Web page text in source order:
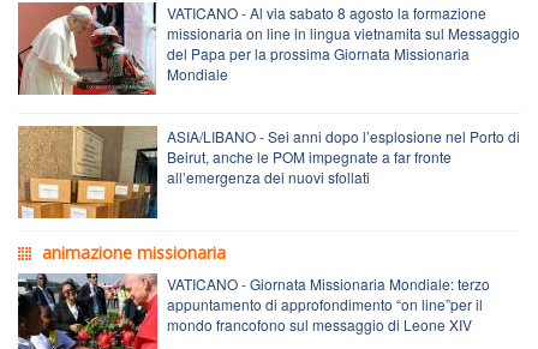
VATICANO - Al via sabato 8 agosto la formazione
missionaria on line in lingua vietnamita sul Messaggio
del Papa per la prossima Giornata Missionaria
Mondiale
ASIA/LIBANO - Sei anni dopo l’esplosione nel Porto di
Beirut, anche le POM impegnate a far fronte
all’emergenza dei nuovi sfollati
animazione missionaria
VATICANO - Giornata Missionaria Mondiale: terzo
appuntamento di approfondimento “on line”per il
mondo francofono sul messaggio di Leone XIV